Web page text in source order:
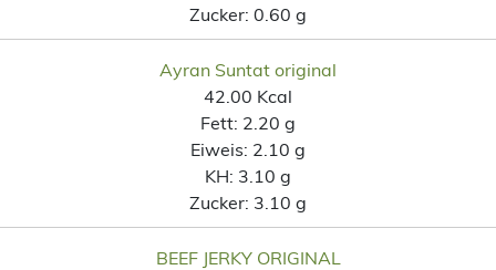
Zucker: 0.60 g
Ayran Suntat original
42.00 Kcal
Fett: 2.20 g
Eiweis: 2.10 g
KH: 3.10 g
Zucker: 3.10 g
BEEF JERKY ORIGINAL